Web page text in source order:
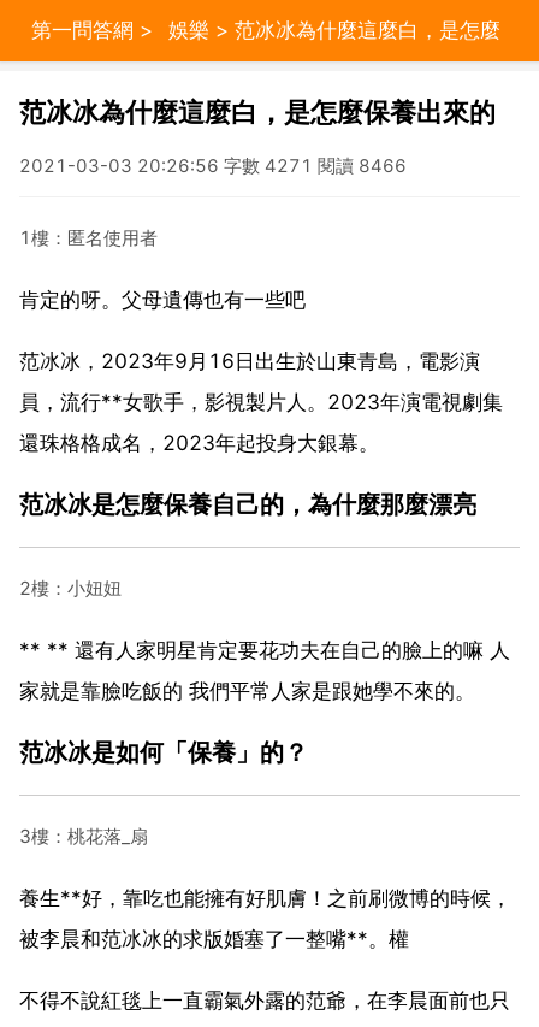
第一問答網 > 娛樂 > 范冰冰為什麼這麼白，是怎麼
范冰冰為什麼這麼白，是怎麼保養出來的
2021-03-03 20:26:56 字數 4271 閱讀 8466
1樓：匿名使用者
肯定的呀。父母遺傳也有一些吧
范冰冰，2023年9月16日出生於山東青島，電影演
員，流行**女歌手，影視製片人。2023年演電視劇集
還珠格格成名，2023年起投身大銀幕。
范冰冰是怎麼保養自己的，為什麼那麼漂亮
2樓：小妞妞
** ** 還有人家明星肯定要花功夫在自己的臉上的嘛 人
家就是靠臉吃飯的 我們平常人家是跟她學不來的。
范冰冰是如何「保養」的？
3樓：桃花落_扇
養生**好，靠吃也能擁有好肌膚！之前刷微博的時候，
被李晨和范冰冰的求版婚塞了一整嘴**。權
不得不說紅毯上一直霸氣外露的范爺，在李晨面前也只